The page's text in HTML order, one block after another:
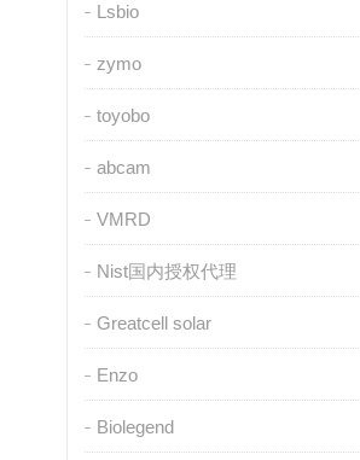
Lsbio
zymo
toyobo
abcam
VMRD
Nist国内授权代理
Greatcell solar
Enzo
Biolegend